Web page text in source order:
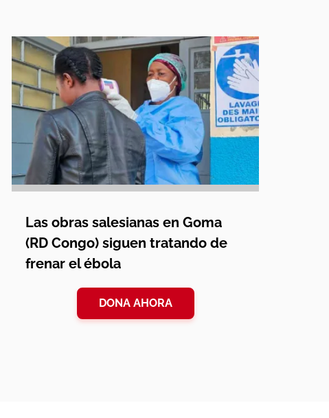
Las obras salesianas en Goma
(RD Congo) siguen tratando de
frenar el ébola
DONA AHORA